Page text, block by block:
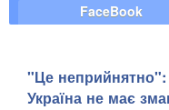
FaceBook
"Це
Україна не має